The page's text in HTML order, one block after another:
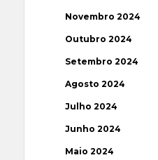
Novembro 2024
Outubro 2024
Setembro 2024
Agosto 2024
Julho 2024
Junho 2024
Maio 2024